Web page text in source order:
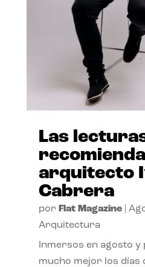
Las
arquitecto
Cabrera
por Flat Magazine|
Arquitectura
Inmersos en agosto
mucho mejor los días